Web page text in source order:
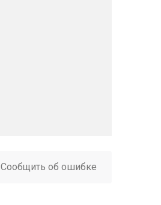
Сообщить об ошибке